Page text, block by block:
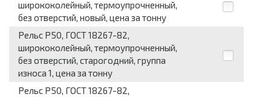
ширококолейный, термоупрочненный,
без отверстий, новый, цена за тонну
Рельс Р50, ГОСТ 18267-82,
ширококолейный, термоупрочненный,
без отверстий, старогодний, группа
износа 1, цена за тонну
Рельс Р50, ГОСТ 18267-82,